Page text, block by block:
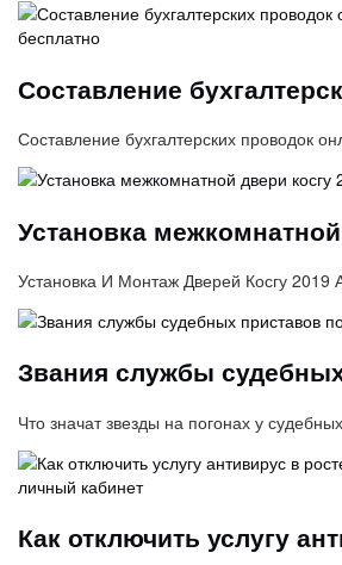
Составление
Составление бухгалтерских проводок
Установка
Установка И Монтаж Дверей Косгу
Звания службы
Что значат звезды на погонах у
Как отключить услугу